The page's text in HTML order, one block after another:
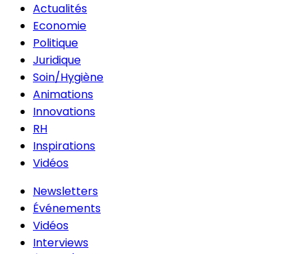
Actualités
Economie
Politique
Juridique
Soin/Hygiène
Animations
Innovations
RH
Inspirations
Vidéos
Newsletters
Événements
Vidéos
Interviews